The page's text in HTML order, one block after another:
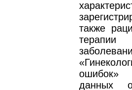
также
терапии
ошибок»
данных